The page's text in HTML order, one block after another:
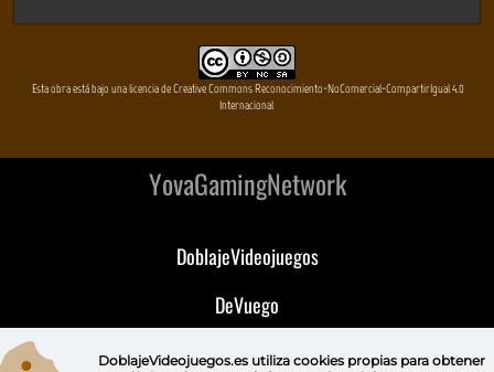
Esta obra está bajo una licencia de Creative Commons Reconocimiento-NoComercial-CompartirIgual 4.0
Internacional
YovaGamingNetwork
DoblajeVideojuegos
DeVuego
DeVuego GAL
DoblajeVideojuegos.es utiliza cookies propiaspara obtener